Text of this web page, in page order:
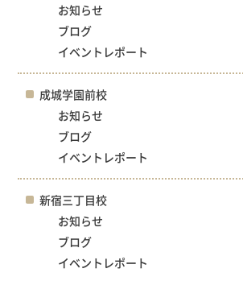
お知らせ
ブログ
イベントレポート
成城学園前校
お知らせ
ブログ
イベントレポート
新宿三丁目校
お知らせ
ブログ
イベントレポート